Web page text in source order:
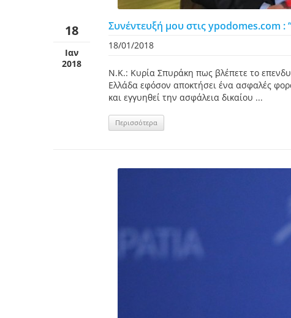
18
Ιαν
2018
Συνέντευξή μου στις ypodomes.com :
18/01/2018
Ν.Κ.: Κυρία Σπυράκη πως βλέπετε το
Ελλάδα εφόσον αποκτήσει ένα ασφαλές
και εγγυηθεί την ασφάλεια δικαίου ...
Περισσότερα